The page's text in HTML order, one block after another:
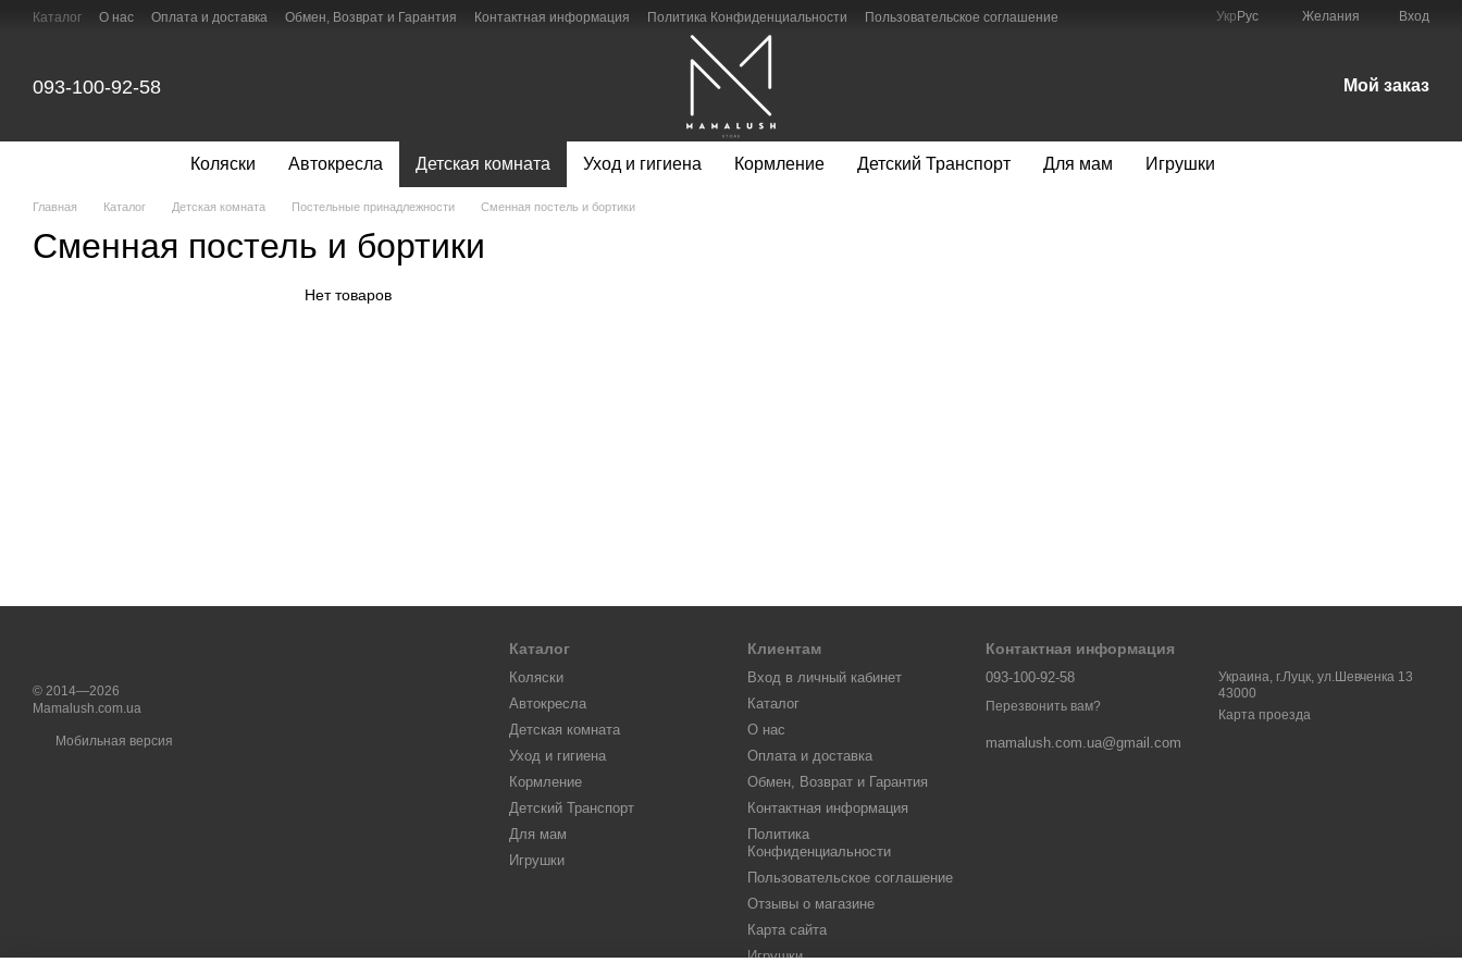
Перейти к основному контенту
Каталог О нас Оплата и доставка Обмен, Возврат и Гарантия Контактная информация Политика Конфиденциальности
Пользовательское соглашение
Укр Рус Желания Вход
093-100-92-58 Мой заказ
Коляски Автокресла Детская комната Уход и гигиена Кормление Детский Транспорт Для мам Игрушки
Главная Каталог Детская комната Постельные принадлежности Сменная постель и бортики
Сменная постель и бортики
Нет товаров
© 2014—2026
Mamalush.com.ua
Мобильная версия
Каталог
Коляски
Автокресла
Детская комната
Уход и гигиена
Кормление
Детский Транспорт
Для мам
Игрушки
Клиентам
Вход в личный кабинет
Каталог
О нас
Оплата и доставка
Обмен, Возврат и Гарантия
Контактная информация
Политика
Конфиденциальности
Пользовательское соглашение
Отзывы о магазине
Карта сайта
Игрушки
Контактная информация
093-100-92-58
Перезвонить вам?
mamalush.com.ua@gmail.com
Украина, г.Луцк, ул.Шевченка 13
43000
Карта проезда